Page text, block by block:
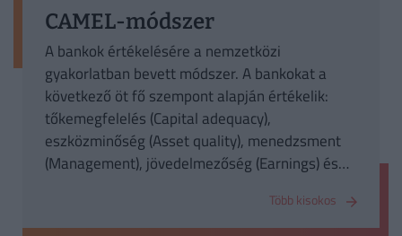
CAMEL-módszer
A bankok értékelésére a nemzetközi
gyakorlatban bevett módszer. A bankokat a
következő öt fő szempont alapján értékelik:
tőkemegfelelés (Capital adequacy),
eszközminőség (Asset quality), menedzsment
(Management), jövedelmezőség (Earnings) és
Több kisokos